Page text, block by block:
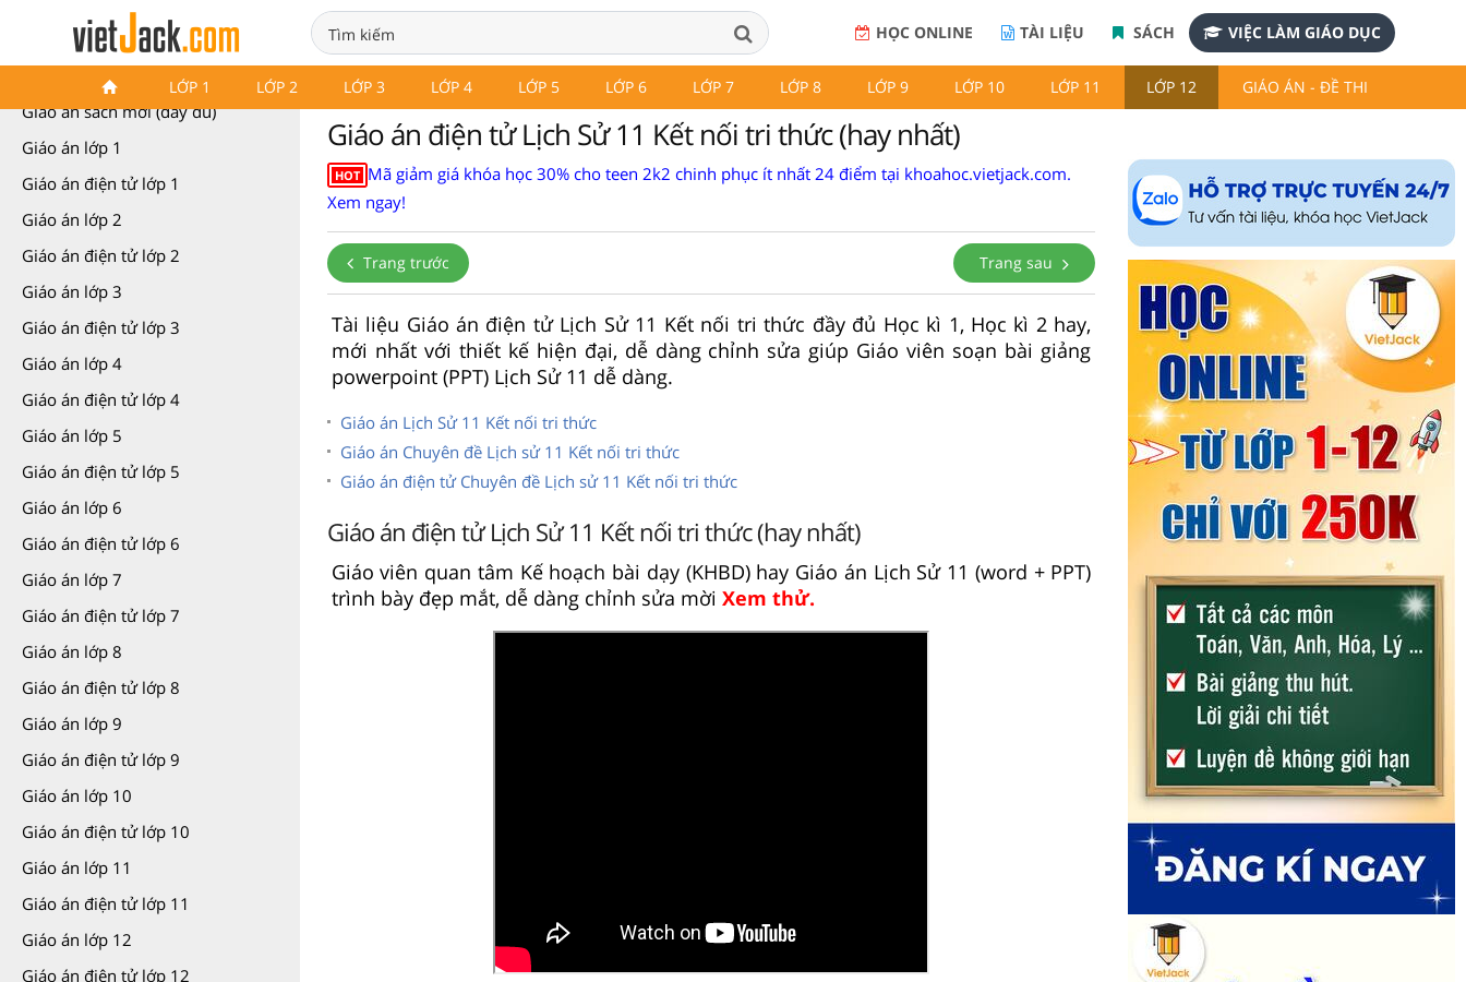
HỌC ONLINE TÀI LIỆU SÁCH VIỆC LÀM GIÁO DỤC
LỚP 1 LỚP 2 LỚP 3 LỚP 4 LỚP 5 LỚP 6 LỚP 7 LỚP 8 LỚP 9 LỚP 10 LỚP 11 LỚP 12 GIÁO ÁN - ĐỀ THI
Giáo án các môn học (các lớp)
Giáo án sách mới (đầy đủ)
Giáo án lớp 1
Giáo án điện tử lớp 1
Giáo án lớp 2
Giáo án điện tử lớp 2
Giáo án lớp 3
Giáo án điện tử lớp 3
Giáo án lớp 4
Giáo án điện tử lớp 4
Giáo án lớp 5
Giáo án điện tử lớp 5
Giáo án lớp 6
Giáo án điện tử lớp 6
Giáo án lớp 7
Giáo án điện tử lớp 7
Giáo án lớp 8
Giáo án điện tử lớp 8
Giáo án lớp 9
Giáo án điện tử lớp 9
Giáo án lớp 10
Giáo án điện tử lớp 10
Giáo án lớp 11
Giáo án điện tử lớp 11
Giáo án lớp 12
Giáo án điện tử lớp 12
Giáo án điện tử Lịch Sử 11 Kết nối tri thức (hay nhất)
HOT Mã giảm giá khóa học 30% cho teen 2k2 chinh phục ít nhất 24 điểm tại khoahoc.vietjack.com.
Xem ngay!
Trang trước Trang sau
Tài liệu Giáo án điện tử Lịch Sử 11 Kết nối tri thức đầy đủ Học kì 1, Học kì 2 hay,
mới nhất với thiết kế hiện đại, dễ dàng chỉnh sửa giúp Giáo viên soạn bài giảng
powerpoint (PPT) Lịch Sử 11 dễ dàng.
Giáo án Lịch Sử 11 Kết nối tri thức
Giáo án Chuyên đề Lịch sử 11 Kết nối tri thức
Giáo án điện tử Chuyên đề Lịch sử 11 Kết nối tri thức
Giáo án điện tử Lịch Sử 11 Kết nối tri thức (hay nhất)
Giáo viên quan tâm Kế hoạch bài dạy (KHBD) hay Giáo án Lịch Sử 11 (word + PPT)
trình bày đẹp mắt, dễ dàng chỉnh sửa mời Xem thử.